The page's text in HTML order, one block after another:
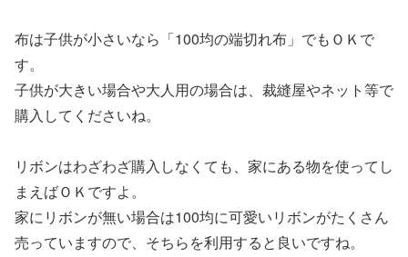
布は子供が小さいなら「100均の端切れ布」でもＯＫで
す。
子供が大きい場合や大人用の場合は、裁縫屋やネット等で
購入してくださいね。
リボンはわざわざ購入しなくても、家にある物を使ってし
まえばＯＫですよ。
家にリボンが無い場合は100均に可愛いリボンがたくさん
売っていますので、そちらを利用すると良いですね。